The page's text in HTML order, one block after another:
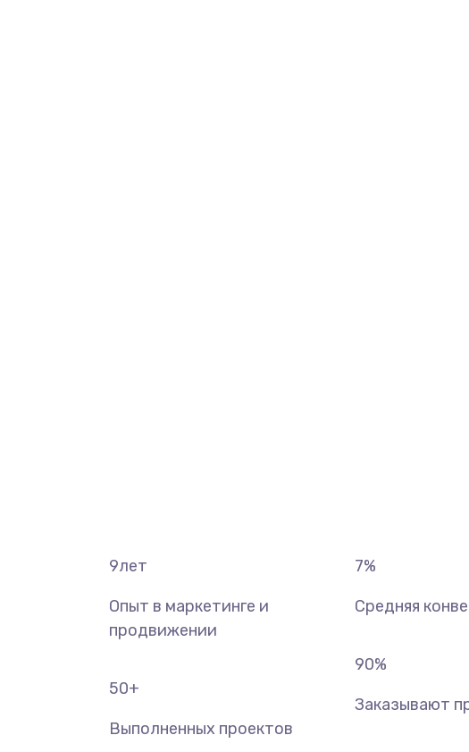
9лет
Опыт в маркетинге и
продвижении
50+
Выполненных проектов
7%
Средняя
90%
Заказывают